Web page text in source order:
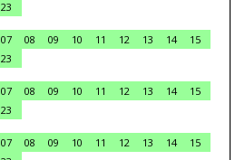
23
07 08 09 10 11 12 13 14
15
23
07 08 09 10 11 12 13 14
15
23
07 08 09 10 11 12 13 14
15